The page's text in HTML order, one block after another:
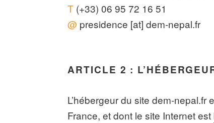
T (+33) 06 95 72 16 51
@ presidence [at] dem-nepal.fr
ARTICLE 2 :
L’hébergeur du site dem-
France, et dont le site Internet est